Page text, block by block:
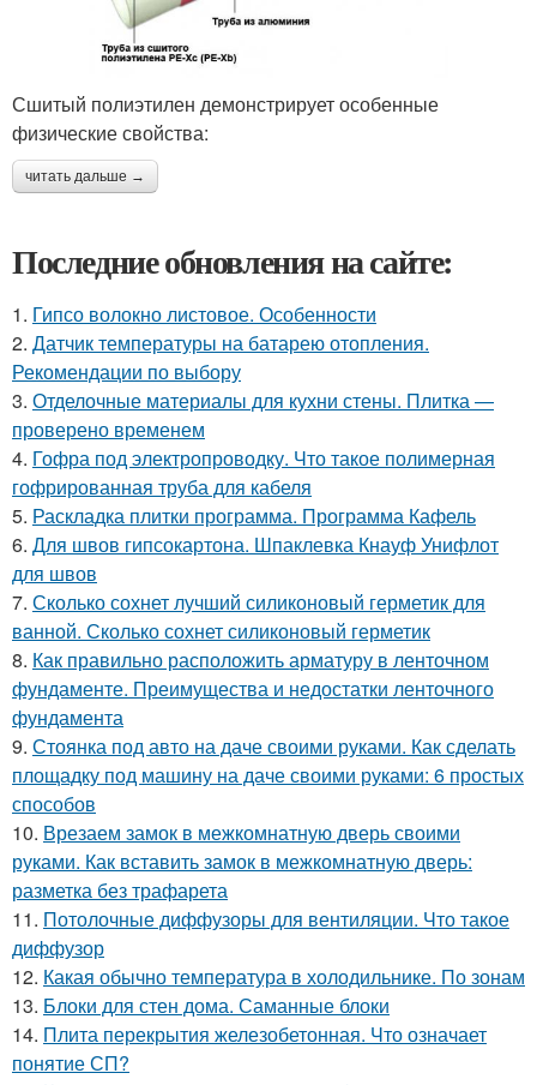
Сшитый полиэтилен демонстрирует особенные
физические свойства:
читать дальше →
Последние обновления на сайте:
1. Гипсо волокно листовое. Особенности
2. Датчик температуры на батарею отопления.
Рекомендации по выбору
3. Отделочные материалы для кухни стены. Плитка —
проверено временем
4. Гофра под электропроводку. Что такое полимерная
гофрированная труба для кабеля
5. Раскладка плитки программа. Программа Кафель
6. Для швов гипсокартона. Шпаклевка Кнауф Унифлот
для швов
7. Сколько сохнет лучший силиконовый герметик для
ванной. Сколько сохнет силиконовый герметик
8. Как правильно расположить арматуру в ленточном
фундаменте. Преимущества и недостатки ленточного
фундамента
9. Стоянка под авто на даче своими руками. Как сделать
площадку под машину на даче своими руками: 6 простых
способов
10. Врезаем замок в межкомнатную дверь своими
руками. Как вставить замок в межкомнатную дверь:
разметка без трафарета
11. Потолочные диффузоры для вентиляции. Что такое
диффузор
12. Какая обычно температура в холодильнике. По зонам
13. Блоки для стен дома. Саманные блоки
14. Плита перекрытия железобетонная. Что означает
понятие СП?